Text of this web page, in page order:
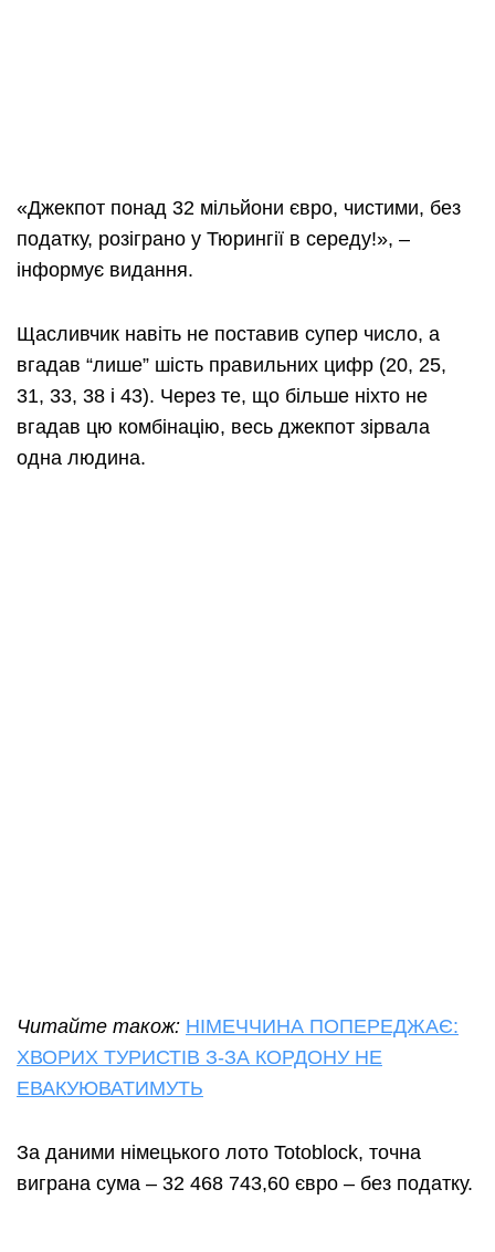
«Джекпот понад 32 мільйони євро, чистими, без
податку, розіграно у Тюрингії в середу!», –
інформує видання.
Щасливчик навіть не поставив супер число, а
вгадав “лише” шість правильних цифр (20, 25,
31, 33, 38 і 43). Через те, що більше ніхто не
вгадав цю комбінацію, весь джекпот зірвала
одна людина.
Читайте також: НІМЕЧЧИНА ПОПЕРЕДЖАЄ:
ХВОРИХ ТУРИСТІВ З-ЗА КОРДОНУ НЕ
ЕВАКУЮВАТИМУТЬ
За даними німецького лото Totoblock, точна
виграна сума – 32 468 743,60 євро – без податку.